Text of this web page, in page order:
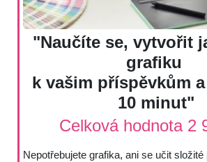
"Naučíte se, vytvořit
grafiku
k vašim příspěvkům
10 minut"
Celková hodnota 2
Nepotřebujete grafika, ani se učit